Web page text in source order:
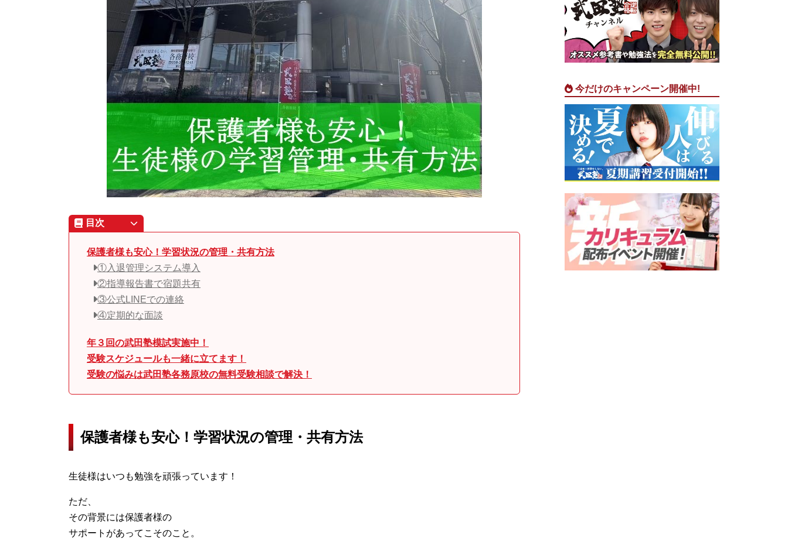
目次
保護者様も安心！学習状況の管理・共有方法
①入退管理システム導入
②指導報告書で宿題共有
③公式LINEでの連絡
④定期的な面談
年３回の武田塾模試実施中！
受験スケジュールも一緒に立てます！
受験の悩みは武田塾各務原校の無料受験相談で解決！
保護者様も安心！学習状況の管理・共有方法
生徒様はいつも勉強を頑張っています！
ただ、
その背景には保護者様の
サポートがあってこそのこと。
今だけのキャンペーン開催中!